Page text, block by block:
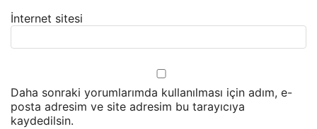
İnternet sitesi
Daha sonraki yorumlarımda kullanılması için adım, e-
posta adresim ve site adresim bu tarayıcıya
kaydedilsin.